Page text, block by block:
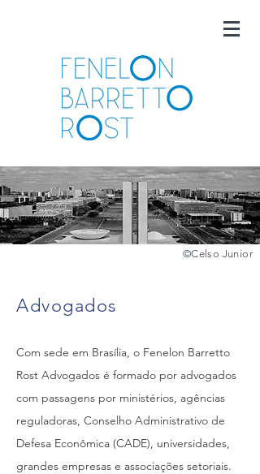
©️Celso Junior
Advogados
Com sede em Brasília, o Fenelon Barretto
Rost Advogados é formado por advogados
com passagens por ministérios, agências
reguladoras, Conselho Administrativo de
Defesa Econômica (CADE), universidades,
grandes empresas e associações setoriais.